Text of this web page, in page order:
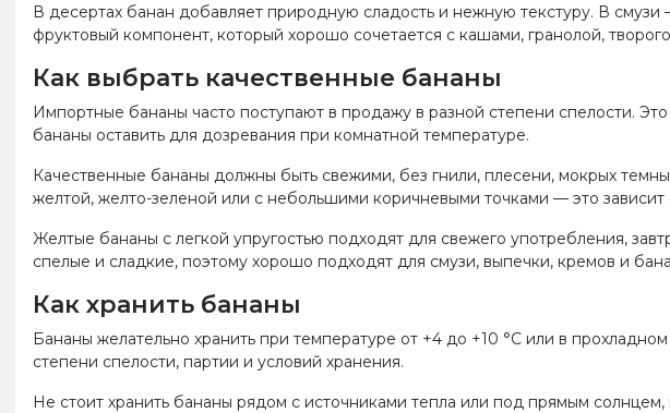
В десертах банан добавляет природную сладость и нежную текстуру. В
фруктовый компонент, который хорошо сочетается с кашами, гранолой,
Как выбрать качественные бананы
Импортные бананы часто поступают в продажу в разной степени спелости.
бананы оставить для дозревания при комнатной температуре.
Качественные бананы должны быть свежими, без гнили, плесени, мокрых
желтой, желто-зеленой или с небольшими коричневыми точками — это зависит
Желтые бананы с легкой упругостью подходят для свежего употребления,
спелые и сладкие, поэтому хорошо подходят для смузи, выпечки, кремов и
Как хранить бананы
Бананы желательно хранить при температуре от +4 до +10 °C или в
степени спелости, партии и условий хранения.
Не стоит хранить бананы рядом с источниками тепла или под прямым